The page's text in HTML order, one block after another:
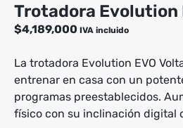
Trotadora Evolution
$4,189,000 IVA incluido
La trotadora Evolution EVO
entrenar en casa con un
programas preestablecidos.
físico con su inclinación digital